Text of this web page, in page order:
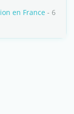
en France - 6